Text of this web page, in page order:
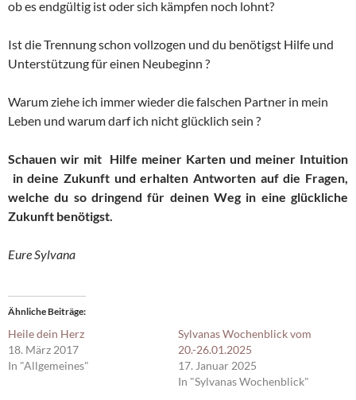
ob es endgültig ist oder sich kämpfen noch lohnt?
Ist die Trennung schon vollzogen und du benötigst Hilfe und
Unterstützung für einen Neubeginn ?
Warum ziehe ich immer wieder die falschen Partner in mein
Leben und warum darf ich nicht glücklich sein ?
Schauen wir mit Hilfe meiner Karten und meiner Intuition
in deine Zukunft und erhalten Antworten auf die Fragen,
welche du so dringend für deinen Weg in eine glückliche
Zukunft benötigst.
Eure Sylvana
Ähnliche Beiträge
Heile dein Herz
18. März 2017
In "Allgemeines"
Sylvanas Wochenblick vom
20.-26.01.2025
17. Januar 2025
In "Sylvanas Wochenblick"